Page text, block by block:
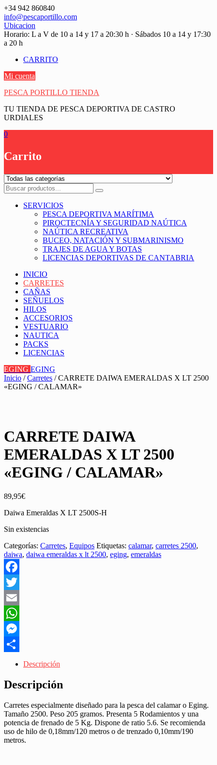
Saltar
contenido
+34 942 860840
info@pescaportillo.com
Ubicacion
Horario: L a V de 10 a 14 y 17 a 20:30 h · Sábados 10 a 14 y 17:30
a 20 h
CARRITO
Mi cuenta
PESCA PORTILLO TIENDA
TU TIENDA DE PESCA DEPORTIVA DE CASTRO
URDIALES
0
Carrito
SERVICIOS
PESCA DEPORTIVA MARÍTIMA
PIROCTECNÍA Y SEGURIDAD NAÚTICA
NAÚTICA RECREATIVA
BUCEO, NATACIÓN Y SUBMARINISMO
TRAJES DE AGUA Y BOTAS
LICENCIAS DEPORTIVAS DE CANTABRIA
INICIO
CARRETES
CAÑAS
SEÑUELOS
HILOS
ACCESORIOS
VESTUARIO
NAUTICA
PACKS
LICENCIAS
EGING EGING
Inicio /Carretes / CARRETE DAIWA EMERALDAS X LT 2500
«EGING / CALAMAR»
CARRETE DAIWA
EMERALDAS X LT 2500
«EGING / CALAMAR»
89,95€
Daiwa Emeraldas X LT 2500S-H
Sin existencias
Categorías: Carretes, Equipos Etiquetas: calamar, carretes 2500,
daiwa, daiwa emeraldas x lt 2500, eging, emeraldas
Facebook
Twitter
Email
WhatsApp
Messenger
Descripción
Descripción
Carretes especialmente diseñado para la pesca del calamar o Eging.
Tamaño 2500. Peso 205 gramos. Presenta 5 Rodamientos y una
potencia de frenado de 5 Kg. Dispone de ratio 5.6. Se recomienda
uso de hilo de 0,18mm/120 metros o de trenzado 0,10mm/190
metros.